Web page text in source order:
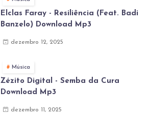
Elclas Faray - Resiliência (Feat. Badi
Banzelo) Download Mp3
dezembro 12, 2025
Música
Zézito Digital - Semba da Cura
Download Mp3
dezembro 11, 2025